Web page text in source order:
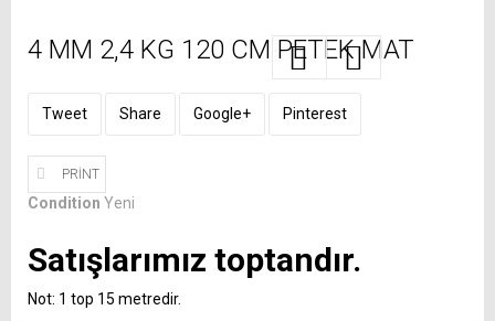
4 MM 2,4 KG 120 CM PETEK MAT
Tweet Share Google+ Pinterest
PRINT
Condition Yeni
Satışlarımız toptandır.
Not: 1 top 15 metredir.